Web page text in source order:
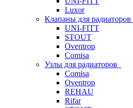
Luxor
Клапаны для радиаторов
UNI-FITT
STOUT
Oventrop
Comisa
Узлы для радиаторов
Comisa
Oventrop
REHAU
Rifar